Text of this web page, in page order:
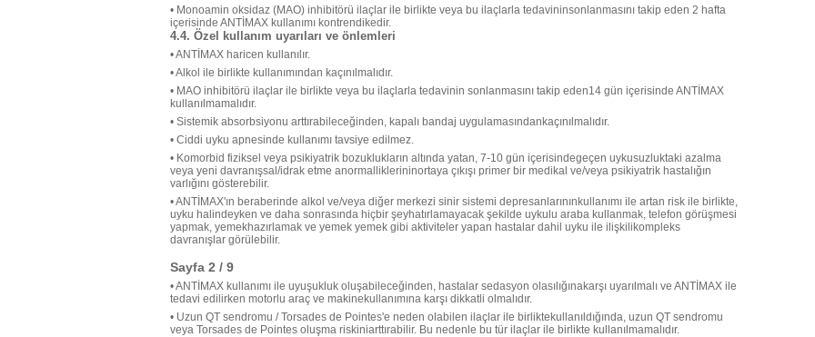
• Monoamin oksidaz (MAO) inhibitörü ilaçlar ile birlikte veya bu ilaçlarla tedavininsonlanmasını takip eden 2 hafta
içerisinde ANTİMAX kullanımı kontrendikedir.
4.4. Özel kullanım uyarıları ve önlemleri
• ANTİMAX haricen kullanılır.
• Alkol ile birlikte kullanımından kaçınılmalıdır.
• MAO inhibitörü ilaçlar ile birlikte veya bu ilaçlarla tedavinin sonlanmasını takip eden14 gün içerisinde ANTİMAX
kullanılmamalıdır.
• Sistemik absorbsiyonu arttırabileceğinden, kapalı bandaj uygulamasındankaçınılmalıdır.
• Ciddi uyku apnesinde kullanımı tavsiye edilmez.
• Komorbid fiziksel veya psikiyatrik bozuklukların altında yatan, 7-10 gün içerisindegeçen uykusuzluktaki azalma
veya yeni davranışsal/idrak etme anormalliklerininortaya çıkışı primer bir medikal ve/veya psikiyatrik hastalığın
varlığını gösterebilir.
• ANTİMAX'ın beraberinde alkol ve/veya diğer merkezi sinir sistemi depresanlarınınkullanımı ile artan risk ile birlikte,
uyku halindeyken ve daha sonrasında hiçbir şeyhatırlamayacak şekilde uykulu araba kullanmak, telefon görüşmesi
yapmak, yemekhazırlamak ve yemek yemek gibi aktiviteler yapan hastalar dahil uyku ile ilişkilikompleks
davranışlar görülebilir.
Sayfa 2 / 9
• ANTİMAX kullanımı ile uyuşukluk oluşabileceğinden, hastalar sedasyon olasılığınakarşı uyarılmalı ve ANTİMAX ile
tedavi edilirken motorlu araç ve makinekullanımına karşı dikkatli olmalıdır.
• Uzun QT sendromu / Torsades de Pointes'e neden olabilen ilaçlar ile birliktekullanıldığında, uzun QT sendromu
veya Torsades de Pointes oluşma riskiniarttırabilir. Bu nedenle bu tür ilaçlar ile birlikte kullanılmamalıdır.